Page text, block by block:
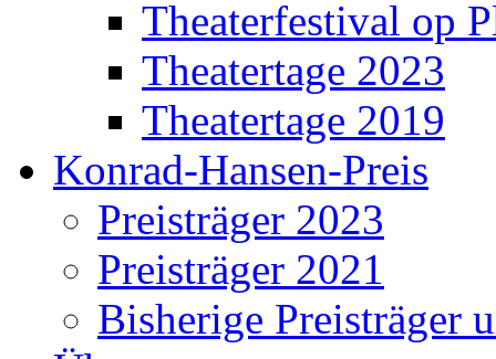
Theaterfestival op
Theatertage 2023
Theatertage 2019
Konrad-Hansen-Preis
Preisträger 2023
Preisträger 2021
Bisherige Preisträger